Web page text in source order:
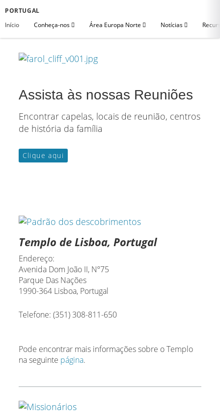
PORTUGAL
Início
Conheça-nos Área Europa Norte Notícias
Assista às nossas Reuniões
Encontrar capelas, locais de reunião, centros
de história da família
Clique aqui
Templo de Lisboa, Portugal
Endereço:
Avenida Dom João II, Nº75
Parque Das Nações
1990-364 Lisboa, Portugal
Telefone: (351) 308-811-650
Pode encontrar mais informações sobre o Templo
na seguinte página.